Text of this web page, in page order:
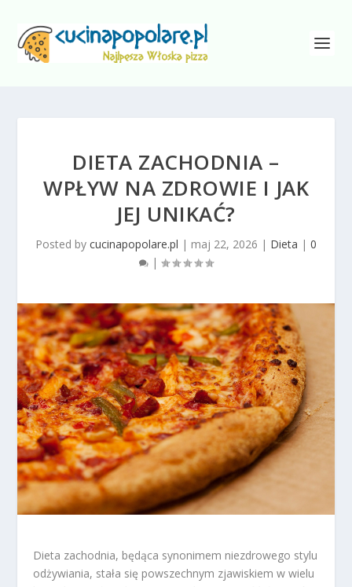
DIETA ZACHODNIA –
WPŁYW NA ZDROWIE I JAK
JEJ UNIKAĆ?
Posted by cucinapopolare.pl | maj 22, 2026 | Dieta | 0
|
Dieta zachodnia, będąca synonimem niezdrowego stylu
odżywiania, stała się powszechnym zjawiskiem w wielu